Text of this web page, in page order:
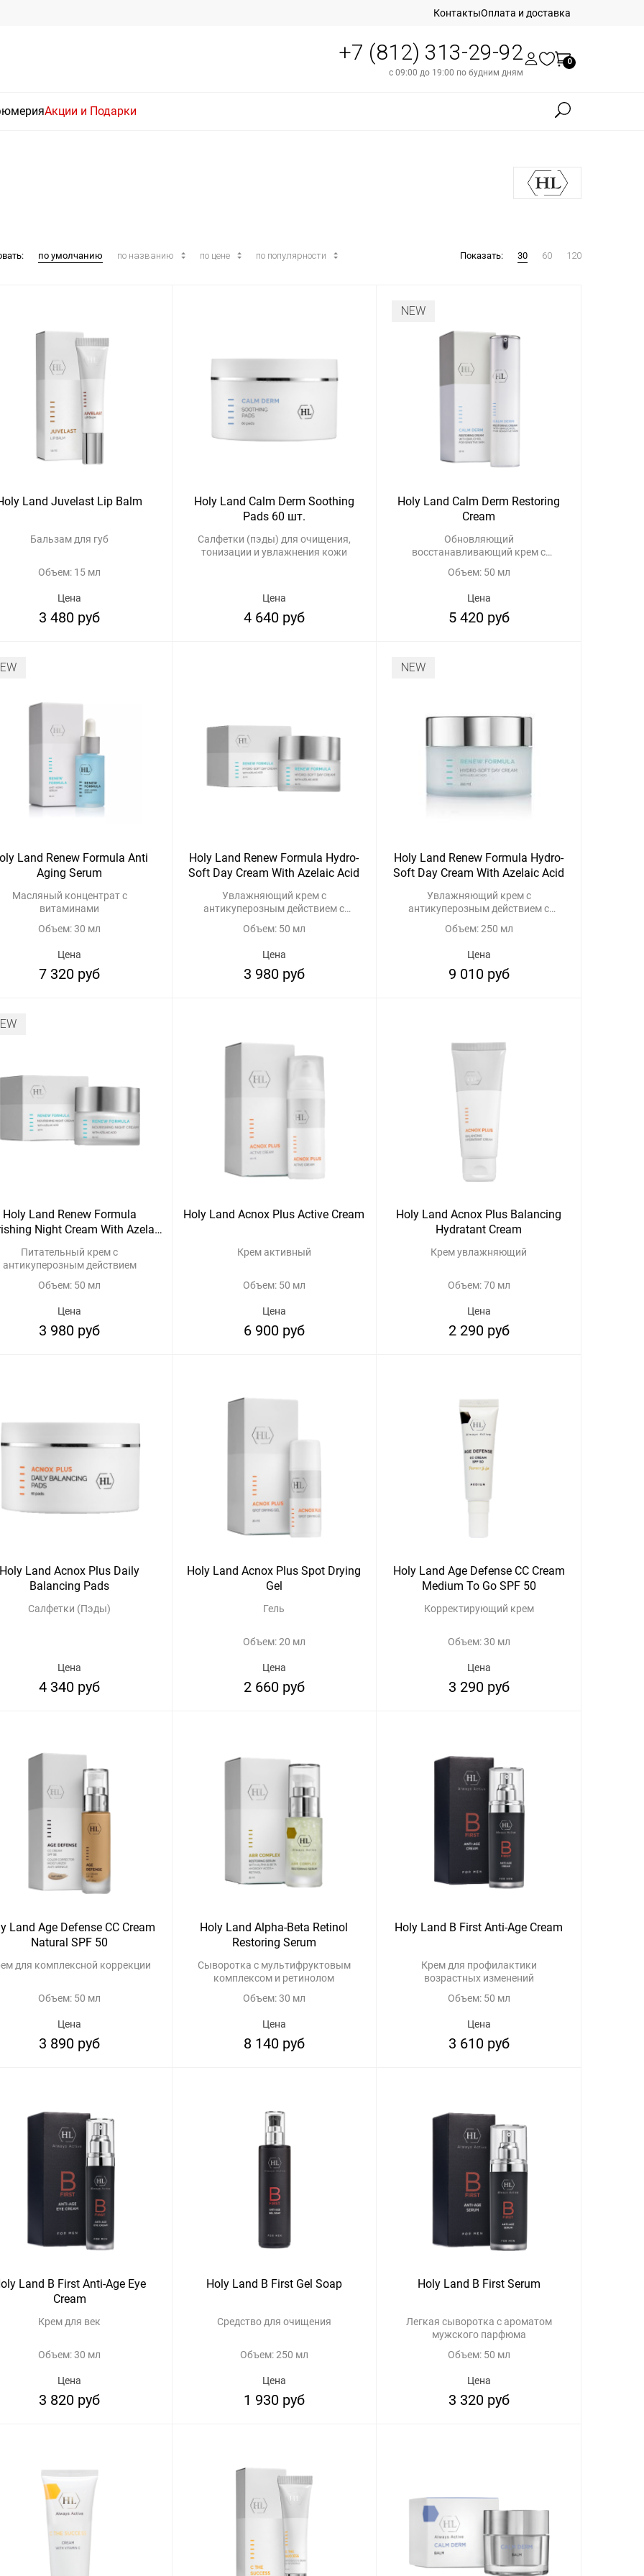
КонтактыОплата и доставка
+7 (812) 313-29-92
с 09:00 до 19:00 по будним дням
0
Акции и Подарки
по умолчанию по названию по цене по популярности Показать: 30 60 120
Land Juvelast Lip Balm
Бальзам для губ
Объем: 15 мл
Цена
3 480 руб
Holy Land Calm Derm Soothing
Pads 60 шт.
Салфетки (пэды) для очищения,
тонизации и увлажнения кожи
Цена
4 640 руб
NEW
Holy Land Calm Derm Restoring
Cream
Обновляющий
восстанавливающий крем с
Объем: 50 мл
Цена
5 420 руб
Land Renew Formula Anti
Aging Serum
Масляный концентрат с
витаминами
Объем: 30 мл
Цена
7 320 руб
Holy Land Renew Formula Hydro-
Soft Day Cream With Azelaic Acid
Увлажняющий крем с
антикуперозным действием с
Объем: 50 мл
Цена
3 980 руб
NEW
Holy Land Renew Formula Hydro-
Soft Day Cream With Azelaic Acid
Увлажняющий крем с
антикуперозным действием с
Объем: 250 мл
Цена
9 010 руб
Holy Land Renew Formula
Night Cream With Azelaic
Acid
Питательный крем с
антикуперозным действием
Объем: 50 мл
Цена
3 980 руб
Holy Land Acnox Plus Active Cream
Крем активный
Объем: 50 мл
Цена
6 900 руб
Holy Land Acnox Plus Balancing
Hydratant Cream
Крем увлажняющий
Объем: 70 мл
Цена
2 290 руб
Holy Land Acnox Plus Daily
Balancing Pads
Салфетки (Пэды)
Цена
4 340 руб
Holy Land Acnox Plus Spot Drying
Gel
Гель
Объем: 20 мл
Цена
2 660 руб
Holy Land Age Defense CC Cream
Medium To Go SPF 50
Корректирующий крем
Объем: 30 мл
Цена
3 290 руб
Land Age Defense CC Cream
Natural SPF 50
для комплексной коррекции
Объем: 50 мл
Цена
3 890 руб
Holy Land Alpha-Beta Retinol
Restoring Serum
Сыворотка с мультифруктовым
комплексом и ретинолом
Объем: 30 мл
Цена
8 140 руб
Holy Land B First Anti-Age Cream
Крем для профилактики
возрастных изменений
Объем: 50 мл
Цена
3 610 руб
Land B First Anti-Age Eye
Cream
Крем для век
Объем: 30 мл
Цена
3 820 руб
Holy Land B First Gel Soap
Средство для очищения
Объем: 250 мл
Цена
1 930 руб
Holy Land B First Serum
Легкая сыворотка с ароматом
мужского парфюма
Объем: 50 мл
Цена
3 320 руб